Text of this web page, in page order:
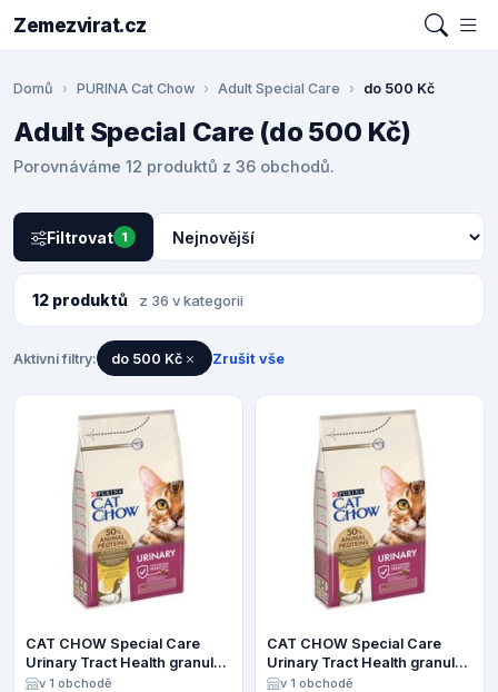
Zemezvirat.cz
Domů PURINA Cat Chow Adult Special Care do 500 Kč
Adult Special Care (do 500 Kč)
Porovnáváme 12 produktů z 36 obchodů.
Filtrovat 1
12 produktů z 36 v kategorii
Aktivní filtry: do 500 Kč Zrušit vše
CAT CHOW Special Care
Urinary Tract Health granule
kuře - 1,5 kg
v 1 obchodě
CAT CHOW Special Care
Urinary Tract Health granule
kuře - 4,5 kg
v 1 obchodě